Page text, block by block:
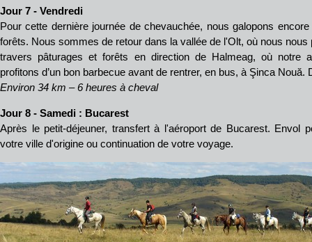
Jour 7 - Vendredi
Pour cette dernière journée de chevauchée, nous galopons
forêts. Nous sommes de retour dans la vallée de l'Olt, où nous nous
travers pâturages et forêts en direction de Halmeag, où notre
profitons d’un bon barbecue avant de rentrer, en bus, à Şinca
Environ 34 km – 6 heures à cheval
Jour 8 - Samed i : Bucarest
Après le petit-déjeuner, transfert à l'aéroport de Bucarest. Envol
votre ville d'origine ou continuation de votre voyage.